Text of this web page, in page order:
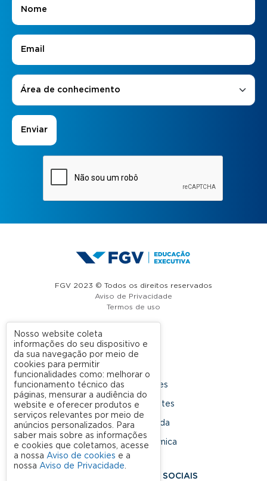
E-mail
Áreas de Interesse
Área de conhecimento
FGV 2023 © Todos os direitos reservados
Aviso de Privacidade
Termos de uso
A FGV
Nossas Unidades
Dúvidas Frequentes
Rede Conveniada
Ouvidoria Acadêmica
SIGA NOSSAS REDES SOCIAIS
Nosso website coleta
informações do seu dispositivo e
da sua navegação por meio de
cookies para permitir
funcionalidades como: melhorar o
funcionamento técnico das
páginas, mensurar a audiência do
website e oferecer produtos e
serviços relevantes por meio de
anúncios personalizados. Para
saber mais sobre as informações
e cookies que coletamos, acesse
a nossa Aviso de cookies e a
nossa Aviso de Privacidade.